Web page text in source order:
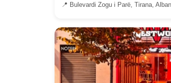
📍 Bulevardi Zogu i Parë, Tirana,